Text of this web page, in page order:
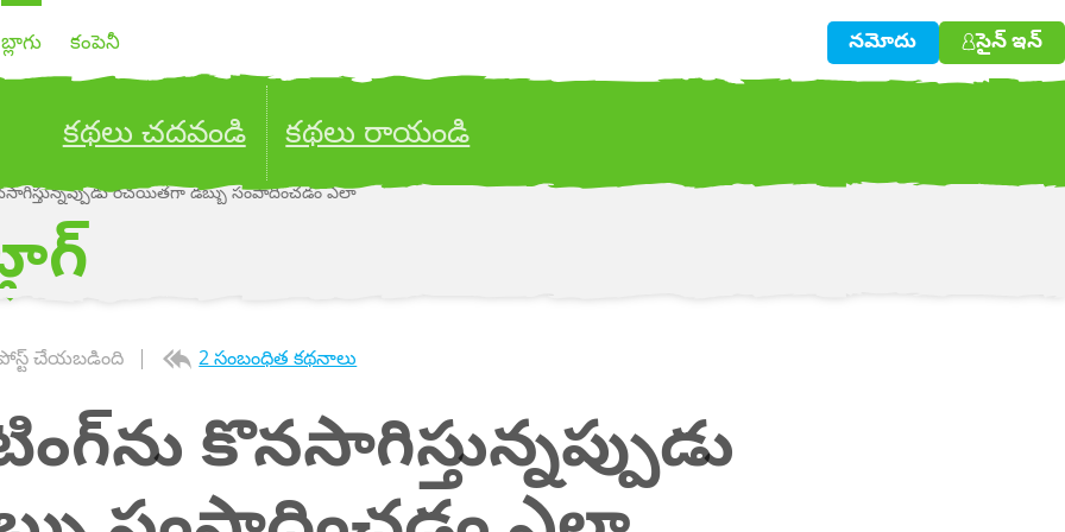
బ్లాగు కంపెనీ నమోదు సైన్ ఇన్
కథలు చదవండి కథలు రాయండి
your stories to a global audience.
రచయితగా డబ్బు సంపాదించడం ఎలా
చేయబడింది 2 సంబంధిత కథనాలు
కొనసాగిస్తున్నప్పుడు